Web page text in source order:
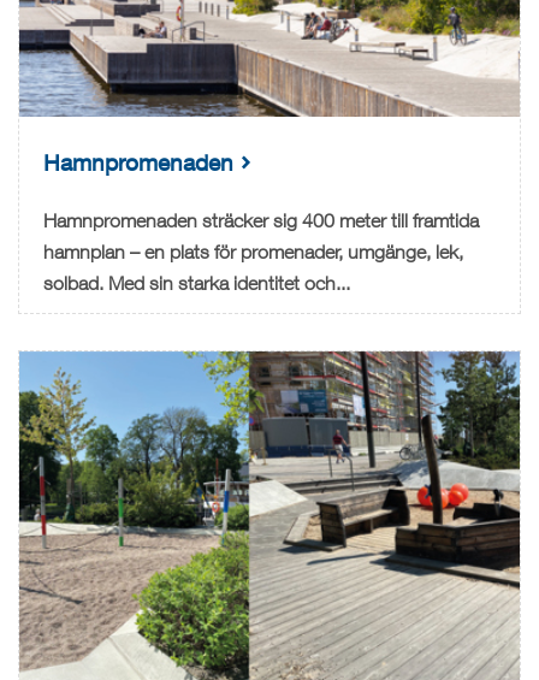
Hamnpromenaden
Hamnpromenaden sträcker sig 400 meter till framtida
hamnplan – en plats för promenader, umgänge, lek,
solbad. Med sin starka identitet och...